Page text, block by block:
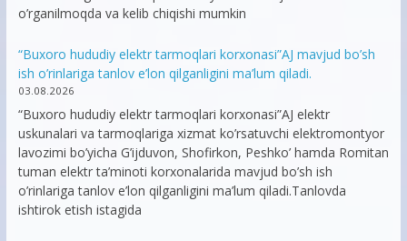
o’rganilmoqda va kelib chiqishi mumkin
“Buxoro hududiy elektr tarmoqlari korxonasi”AJ mavjud bo’sh
ish o’rinlariga tanlov e’lon qilganligini ma’lum qiladi.
03.08.2026
“Buxoro hududiy elektr tarmoqlari korxonasi”AJ elektr
uskunalari va tarmoqlariga xizmat ko’rsatuvchi elektromontyor
lavozimi bo’yicha G’ijduvon, Shofirkon, Peshko’ hamda Romitan
tuman elektr ta’minoti korxonalarida mavjud bo’sh ish
o’rinlariga tanlov e’lon qilganligini ma’lum qiladi.Tanlovda
ishtirok etish istagida